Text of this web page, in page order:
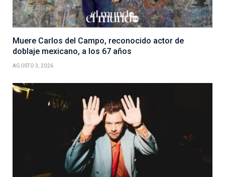
Muere Carlos del Campo, reconocido actor de
doblaje mexicano, a los 67 años
AGOSTO 3, 2026